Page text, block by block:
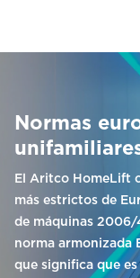
Normas
El Aritco HomeLift
más estrictos de
de máquinas
norma armonizada
que significa que